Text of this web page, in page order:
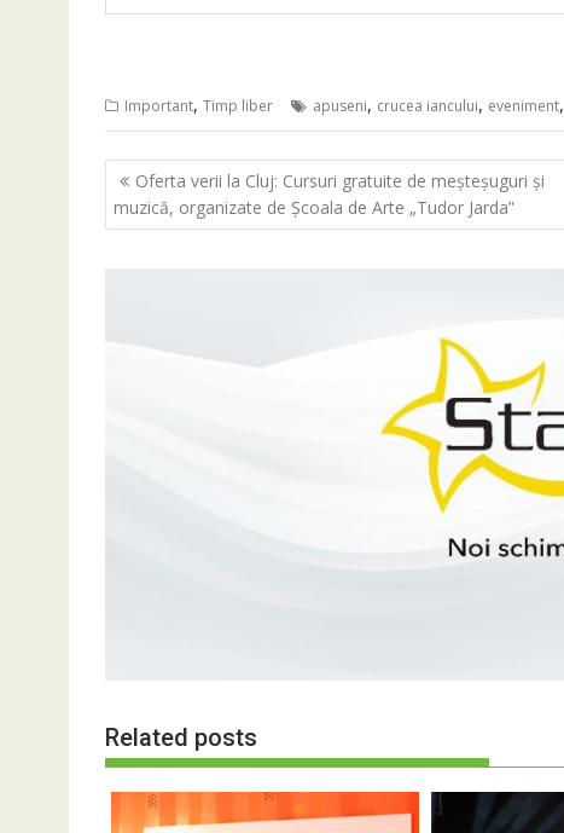
Important, Timp liber apuseni, crucea iancului, eveniment,
Navigare
în
articole
Oferta verii la Cluj: Cursuri gratuite de meșteșuguri și
muzică, organizate de Școala de Arte „Tudor Jarda”
Related posts